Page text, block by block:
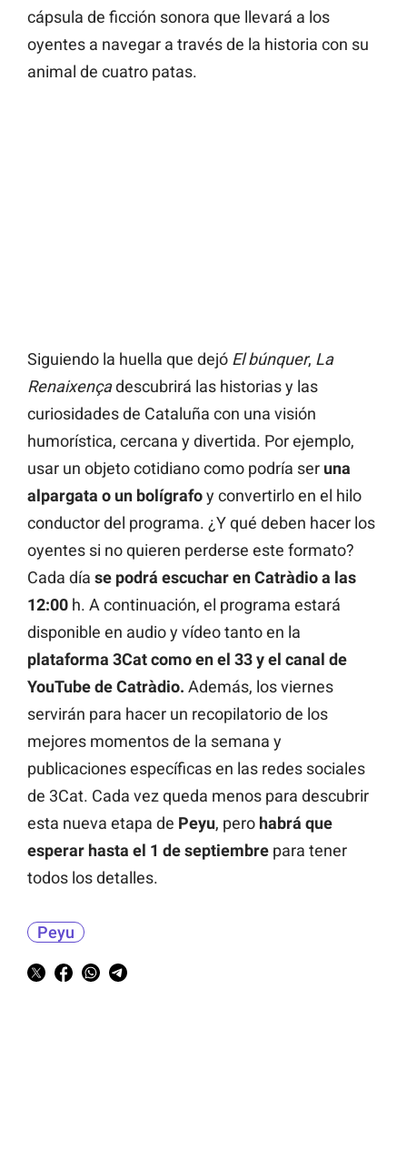
cápsula de ficción sonora que llevará a los
oyentes a navegar a través de la historia con su
animal de cuatro patas.
Siguiendo la huella que dejó El búnquer, La
Renaixençadescubrirá las historias y las
curiosidades de Cataluña con una visión
humorística, cercana y divertida. Por ejemplo,
usar un objeto cotidiano como podría ser una
alpargata o un bolígrafoy convertirlo en el hilo
conductor del programa. ¿Y qué deben hacer los
oyentes si no quieren perderse este formato?
Cada día se podrá escuchar en Catràdio a las
12:00 h. A continuación, el programa estará
disponible en audio y vídeo tanto en la
plataforma 3Cat como en el 33 y el canal de
YouTube de Catràdio. Además, los viernes
servirán para hacer un recopilatorio de los
mejores momentos de la semana y
publicaciones específicas en las redes sociales
de 3Cat. Cada vez queda menos para descubrir
esta nueva etapa de Peyu, pero habrá que
esperar hasta el 1 de septiembre para tener
todos los detalles.
Peyu